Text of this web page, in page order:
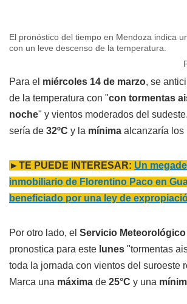
El pronóstico del tiempo en Mendoza indica
con un leve descenso de la temperatura.
Para el miércoles 14 de marzo, se
de la temperatura con "con tormentas
noche" y vientos moderados del
sería de 32ºC y la mínima alcanzaría los
►TE PUEDE INTERESAR: Un
inmobiliario de Florentino Paco en
beneficiado por una ley de
Por otro lado, el Servicio Meteorológico
pronostica para este lunes "tormentas
toda la jornada con vientos del suroeste
Marca una máxima de 25°C y una